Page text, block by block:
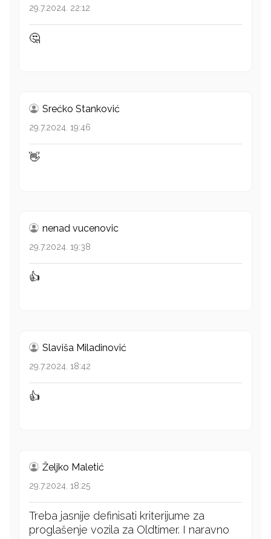
29.7.2024. 22:12
🤔
Srećko Stanković
29.7.2024. 19:46
👋
nenad vucenovic
29.7.2024. 19:38
👍
Slaviša Miladinović
29.7.2024. 18:42
👍
Željko Maletić
29.7.2024. 18:25
Treba jasnije definisati kriterijume za
proglašenje vozila za Oldtimer. I naravno